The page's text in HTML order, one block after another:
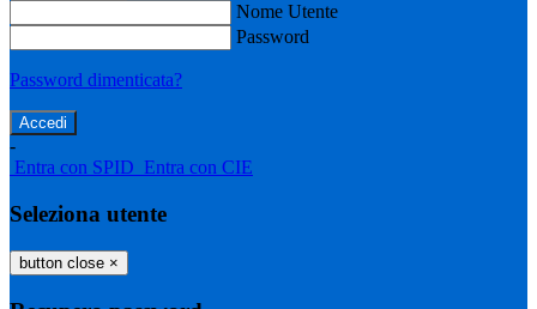
Nome Utente
Password
Password dimenticata?
-
Entra con SPID Entra con CIE
Seleziona utente
button close ×